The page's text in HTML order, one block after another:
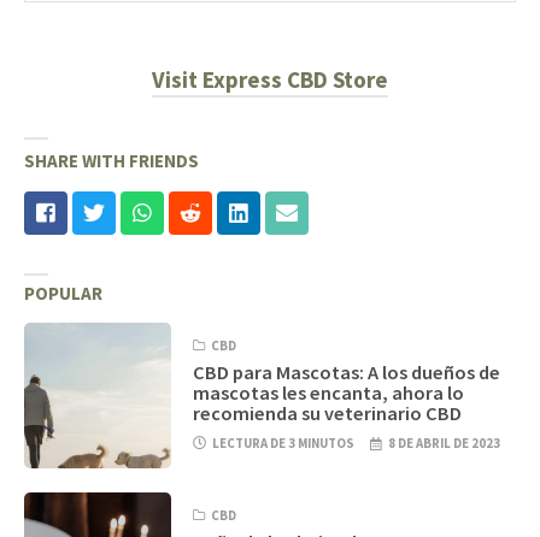
Visit Express CBD Store
SHARE WITH FRIENDS
POPULAR
CBD
CBD para Mascotas: A los dueños de
mascotas les encanta, ahora lo
recomienda su veterinario CBD
LECTURA DE 3 MINUTOS 8 DE ABRIL DE 2023
CBD